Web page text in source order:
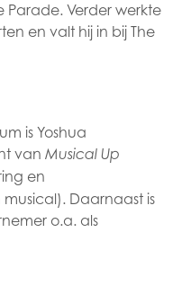
Parade. Verder werkte
en valt hij in bij The
is Yoshua
van Musical Up
en
Daarnaast is
o.a. als